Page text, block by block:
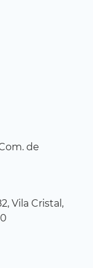
de
Vila Cristal,